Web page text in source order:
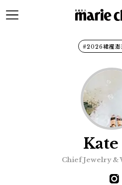
#2026裙襬
Chief Jewelry &